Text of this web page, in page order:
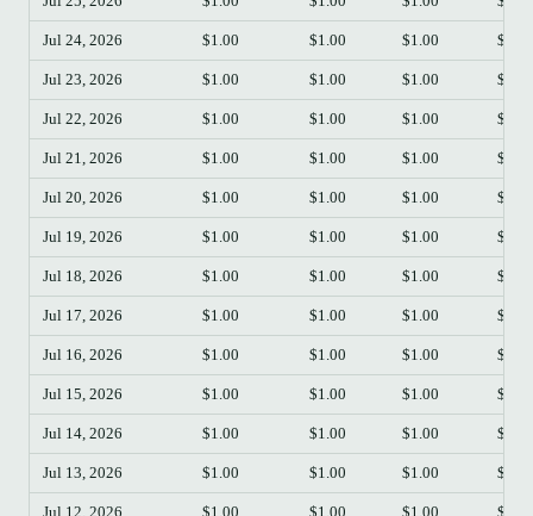
Jul 24, 2026 $1.00 $1.00 $1.00 $1.00
Jul 23, 2026 $1.00 $1.00 $1.00 $1.00
Jul 22, 2026 $1.00 $1.00 $1.00 $1.00
Jul 21, 2026 $1.00 $1.00 $1.00 $1.00
Jul 20, 2026 $1.00 $1.00 $1.00 $1.00
Jul 19, 2026 $1.00 $1.00 $1.00 $1.00
Jul 18, 2026 $1.00 $1.00 $1.00 $1.00
Jul 17, 2026 $1.00 $1.00 $1.00 $1.00
Jul 16, 2026 $1.00 $1.00 $1.00 $1.00
Jul 15, 2026 $1.00 $1.00 $1.00 $1.00
Jul 14, 2026 $1.00 $1.00 $1.00 $1.00
Jul 13, 2026 $1.00 $1.00 $1.00 $1.00
Jul 12, 2026 $1.00 $1.00 $1.00 $1.00